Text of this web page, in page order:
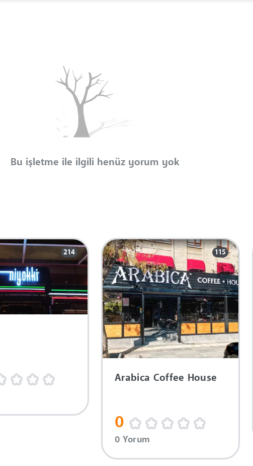
Bu işletme ile ilgili henüz yorum yok
214 115
Arabica Coffee House
0
0 Yorum